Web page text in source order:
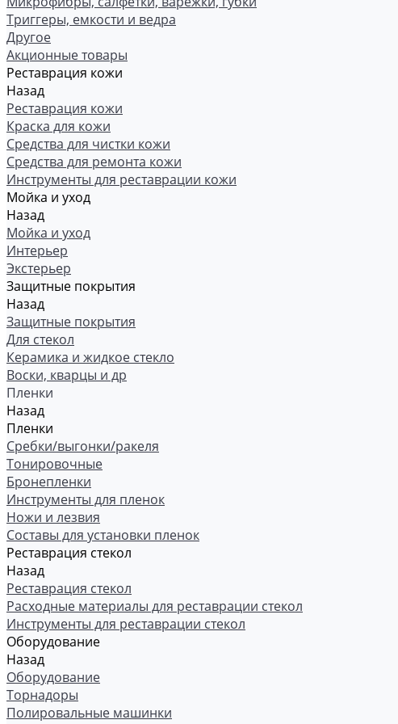
Триггеры, емкости и ведра
Другое
Акционные товары
Реставрация кожи
Назад
Реставрация кожи
Краска для кожи
Средства для чистки кожи
Средства для ремонта кожи
Инструменты для реставрации кожи
Мойка и уход
Назад
Мойка и уход
Интерьер
Экстерьер
Защитные покрытия
Назад
Защитные покрытия
Для стекол
Керамика и жидкое стекло
Воски, кварцы и др
Пленки
Назад
Пленки
Сребки/выгонки/ракеля
Тонировочные
Бронепленки
Инструменты для пленок
Ножи и лезвия
Составы для установки пленок
Реставрация стекол
Назад
Реставрация стекол
Расходные материалы для реставрации стекол
Инструменты для реставрации стекол
Оборудование
Назад
Оборудование
Торнадоры
Полировальные машинки